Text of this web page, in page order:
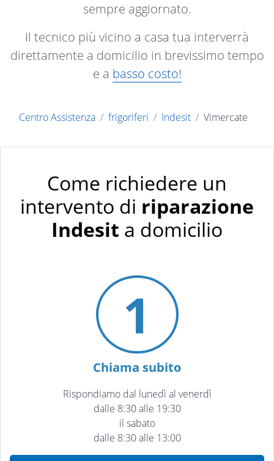
sempre aggiornato.
Il tecnico più vicino a casa tua interverrà
direttamente a domicilio in brevissimo tempo
e a basso costo!
Centro Assistenza frigoriferi Indesit Vimercate
Come richiedere un
intervento di riparazione
Indesit a domicilio
1
Chiama subito
Rispondiamo dal lunedì al venerdì
dalle 8:30 alle 19:30
il sabato
dalle 8:30 alle 13:00